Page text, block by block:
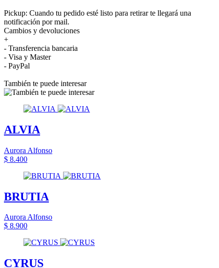
Pickup: Cuando tu pedido esté listo para retirar te llegará una
notificación por mail.
Cambios y devoluciones
+
- Transferencia bancaria
- Visa y Master
- PayPal
También te puede interesar
ALVIA
Aurora Alfonso
$ 8.400
BRUTIA
Aurora Alfonso
$ 8.900
CYRUS